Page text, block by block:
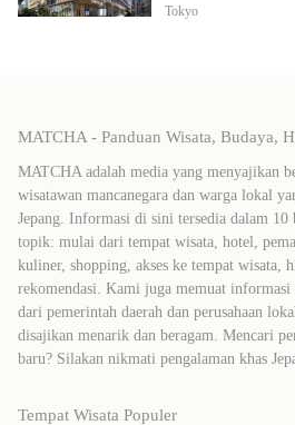
Tokyo
MATCHA - Panduan Wisata, Budaya,
MATCHA adalah media yang menyajikan
wisatawan mancanegara dan warga lokal
Jepang. Informasi di sini tersedia dalam 10
topik: mulai dari tempat wisata, hotel,
kuliner, shopping, akses ke tempat wisata,
rekomendasi. Kami juga memuat informasi
dari pemerintah daerah dan perusahaan
disajikan menarik dan beragam. Mencari
baru? Silakan nikmati pengalaman khas
Tempat Wisata Populer